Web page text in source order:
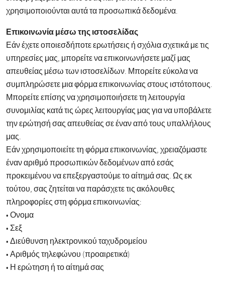
χρησιμοποιούνται αυτά τα προσωπικά δεδομένα.
Επικοινωνία μέσω της ιστοσελίδας
Εάν έχετε οποιεσδήποτε ερωτήσεις ή σχόλια σχετικά με τις
υπηρεσίες μας, μπορείτε να επικοινωνήσετε μαζί μας
απευθείας μέσω των ιστοσελίδων. Μπορείτε εύκολα να
συμπληρώσετε μια φόρμα επικοινωνίας στους ιστότοπους.
Μπορείτε επίσης να χρησιμοποιήσετε τη λειτουργία
συνομιλίας κατά τις ώρες λειτουργίας μας για να υποβάλετε
την ερώτησή σας απευθείας σε έναν από τους υπαλλήλους
μας.
Εάν χρησιμοποιείτε τη φόρμα επικοινωνίας, χρειαζόμαστε
έναν αριθμό προσωπικών δεδομένων από εσάς
προκειμένου να επεξεργαστούμε το αίτημά σας. Ως εκ
τούτου, σας ζητείται να παράσχετε τις ακόλουθες
πληροφορίες στη φόρμα επικοινωνίας:
• Ονομα
• Σεξ
• Διεύθυνση ηλεκτρονικού ταχυδρομείου
• Αριθμός τηλεφώνου (προαιρετικά)
• Η ερώτηση ή το αίτημά σας